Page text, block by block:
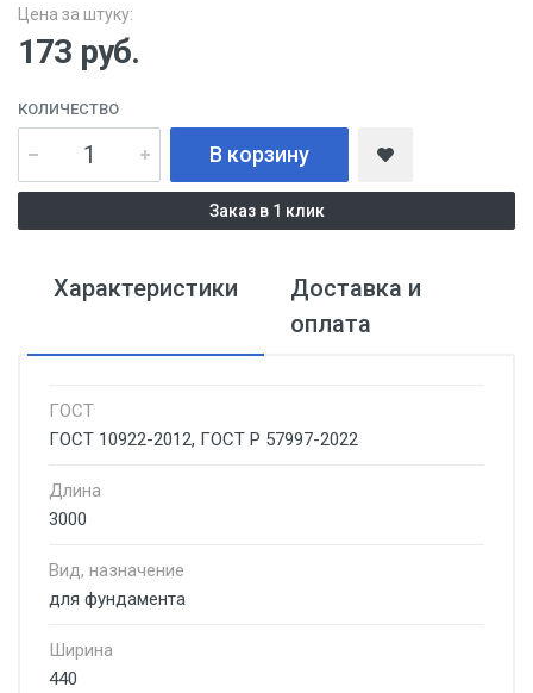
Цена за штуку:
173 руб.
КОЛИЧЕСТВО
В корзину
Заказ в 1 клик
Характеристики
Доставка и
оплата
ГОСТ
ГОСТ 10922-2012, ГОСТ Р 57997-2022
Длина
3000
Вид, назначение
для фундамента
Ширина
440